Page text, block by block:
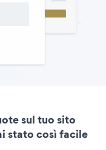
sul tuo sito
stato così facile